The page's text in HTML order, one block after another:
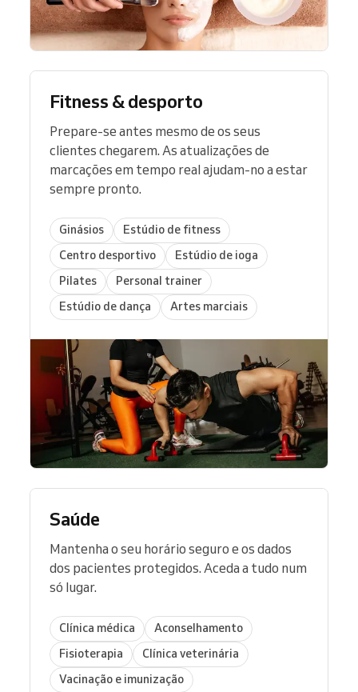
Fitness & desporto
Prepare-se antes mesmo de os seus
clientes chegarem. As atualizações de
marcações em tempo real ajudam-no a estar
sempre pronto.
Ginásios
Estúdio de fitness
Centro desportivo
Estúdio de ioga
Pilates
Personal trainer
Estúdio de dança
Artes marciais
Saúde
Mantenha o seu horário seguro e os dados
dos pacientes protegidos. Aceda a tudo num
só lugar.
Clínica médica
Aconselhamento
Fisioterapia
Clínica veterinária
Vacinação e imunização